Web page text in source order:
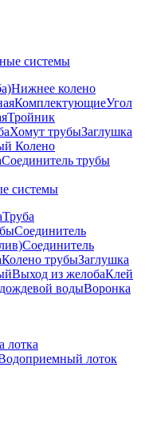
системы
Нижнее колено
КомплектующиеУгол
Тройник
Хомут трубыЗаглушка
Колено
Соединитель трубы
системы
Труба
Соединитель
Соединитель
Колено трубыЗаглушка
Выход из желобаКлей
водыВоронка
лотка
лоток